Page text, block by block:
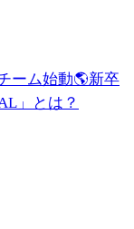
ーム始動🌎新卒
」とは？